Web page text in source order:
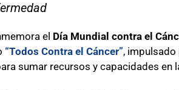
el Día Mundial contra el
“Todos Contra el Cáncer”,
sumar recursos y capacidades en